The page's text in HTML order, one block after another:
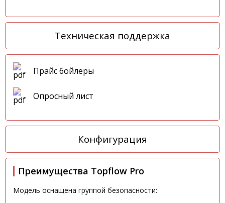
Техническая поддержка
Прайс бойлеры
Опросный лист
Конфигурация
Преимущества Topflow Pro
Модель оснащена группой безопасности: